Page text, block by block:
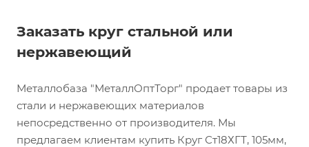
Заказать круг стальной или
нержавеющий
Металлобаза "МеталлОптТорг" продает товары из
стали и нержавеющих материалов
непосредственно от производителя. Мы
предлагаем клиентам купить Круг Ст18ХГТ, 105мм,